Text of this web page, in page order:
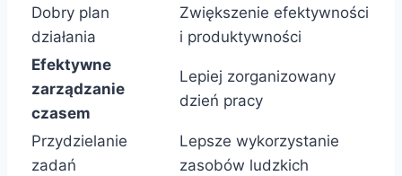
Dobry plan
działania
Zwiększenie efektywności
i produktywności
Efektywne
zarządzanie
czasem
Lepiej zorganizowany
dzień pracy
Przydzielanie
zadań
Lepsze wykorzystanie
zasobów ludzkich